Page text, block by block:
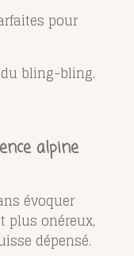
pour
bling-bling.
alpine
évoquer
plus onéreux,
dépensé.